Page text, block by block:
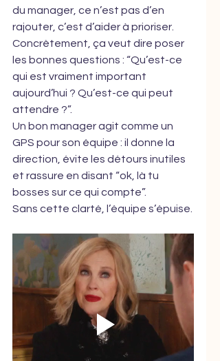
du manager, ce n’est pas d’en
rajouter, c’est d’aider à prioriser.
Concrètement, ça veut dire poser
les bonnes questions : “Qu’est-ce
qui est vraiment important
aujourd’hui ? Qu’est-ce qui peut
attendre ?”.
Un bon manager agit comme un
GPS pour son équipe : il donne la
direction, évite les détours inutiles
et rassure en disant “ok, là tu
bosses sur ce qui compte”.
Sans cette clarté, l’équipe s’épuise.